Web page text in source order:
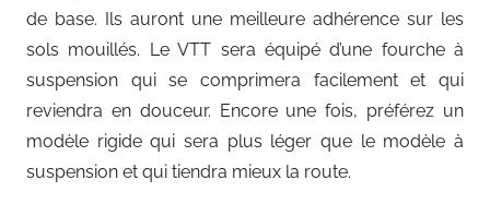
de base. Ils auront une meilleure adhérence sur les
sols mouillés. Le VTT sera équipé d’une fourche à
suspension qui se comprimera facilement et qui
reviendra en douceur. Encore une fois, préférez un
modèle rigide qui sera plus léger que le modèle à
suspension et qui tiendra mieux la route.